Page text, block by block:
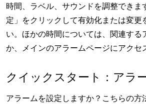
時間、ラベル、サウンドを調整できま
定」をクリックして有効化または変更
い。ほかの時間については、関連する
か、メインのアラームページにアクセ
クイックスタート：アラ
アラームを設定しますか？こちらの方